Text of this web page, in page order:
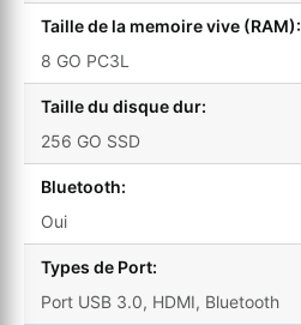
Taille de la memoire vive (RAM):
8 GO PC3L
Taille du disque dur:
256 GO SSD
Bluetooth:
Oui
Types de Port:
Port USB 3.0, HDMI, Bluetooth